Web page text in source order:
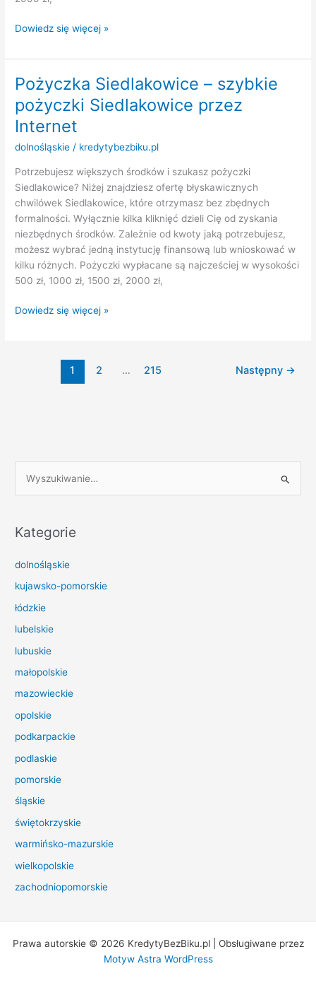
Pożyczka
–
szybkie
pożyczki
Jemna
przez
Internet
Dowiedz się więcej »
Pożyczka Siedlakowice – szybkie
pożyczki Siedlakowice przez
Internet
dolnośląskie / kredytybezbiku.pl
Potrzebujesz większych środków i szukasz pożyczki
Siedlakowice? Niżej znajdziesz ofertę błyskawicznych
chwilówek Siedlakowice, które otrzymasz bez zbędnych
formalności. Wyłącznie kilka kliknięć dzieli Cię od zyskania
niezbędnych środków. Zależnie od kwoty jaką potrzebujesz,
możesz wybrać jedną instytucję finansową lub wnioskować w
kilku różnych. Pożyczki wypłacane są najcześciej w wysokości
500 zł, 1000 zł, 1500 zł, 2000 zł,
Pożyczka
Siedlakowice
Dowiedz się więcej »
1 2 … 215 Następny →
k
j
d
l
Kategorie
dolnośląskie
kujawsko-pomorskie
łódzkie
lubelskie
lubuskie
małopolskie
mazowieckie
opolskie
podkarpackie
podlaskie
pomorskie
śląskie
świętokrzyskie
warmińsko-mazurskie
wielkopolskie
zachodniopomorskie
Prawa autorskie © 2026 KredytyBezBiku.pl | Obsługiwane przez
Motyw Astra WordPress